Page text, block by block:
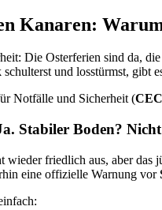
Kanaren:
Die Osterferien sind da,
und losstürmst, gibt
Notfälle und Sicherheit (
Stabiler Boden?
wieder friedlich aus, aber das
eine offizielle Warnung vor